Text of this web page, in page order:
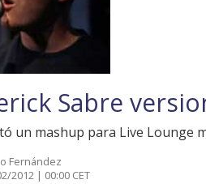
Sabre
un mashup para Live Lounge
Fernández
2012 | 00:00 CET